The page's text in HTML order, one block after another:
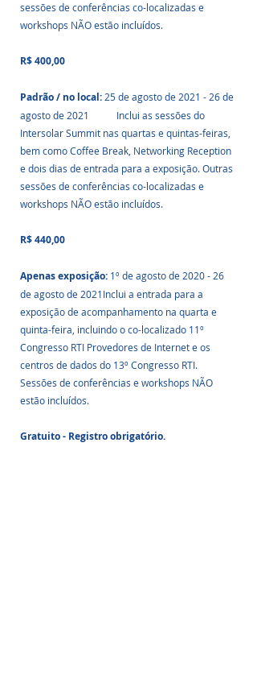
sessões de conferências co-localizadas e
workshops NÃO estão incluídos.
R$ 400,00
Padrão / no local: 25 de agosto de 2021 - 26 de
agosto de 2021	Inclui as sessões do
Intersolar Summit nas quartas e quintas-feiras,
bem como Coffee Break, Networking Reception
e dois dias de entrada para a exposição. Outras
sessões de conferências co-localizadas e
workshops NÃO estão incluídos.
R$ 440,00
Apenas exposição: 1º de agosto de 2020 - 26
de agosto de 2021Inclui a entrada para a
exposição de acompanhamento na quarta e
quinta-feira, incluindo o co-localizado 11º
Congresso RTI Provedores de Internet e os
centros de dados do 13º Congresso RTI.
Sessões de conferências e workshops NÃO
estão incluídos.
Gratuito - Registro obrigatório.